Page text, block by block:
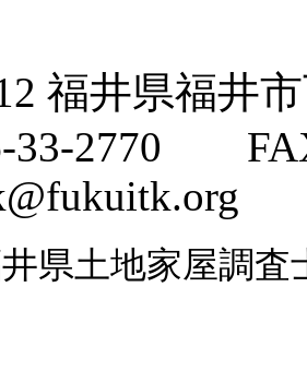
福井県福井
33-2770
県土地家屋調査